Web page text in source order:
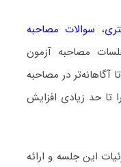
، سوالات مصاحبه
مصاحبه آزمون
آگاهانه‌تر در مصاحبه
تا حد زیادی افزایش
این جلسه و ارائه